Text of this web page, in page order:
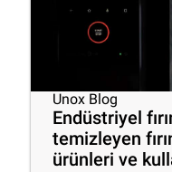
Unox Blog
Endüstriyel
temizleyen
ürünleri ve